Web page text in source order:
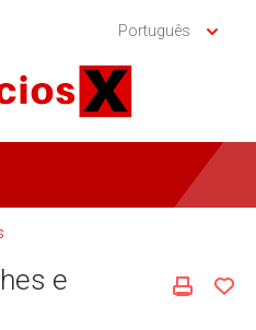
Português
e